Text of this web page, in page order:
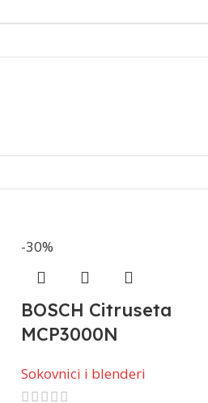
-30%
BOSCH Citruseta
MCP3000N
Sokovnici i blenderi